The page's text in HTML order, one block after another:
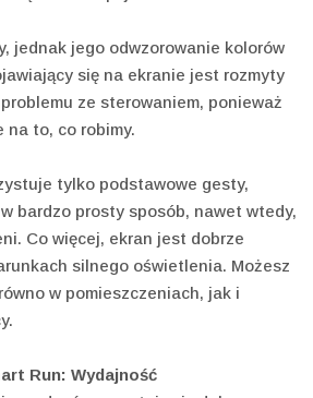
jednak jego odwzorowanie kolorów
się na ekranie jest rozmyty
ze sterowaniem, ponieważ
na to, co robimy.
tylko podstawowe gesty,
bardzo prosty sposób, nawet wtedy,
Co więcej, ekran jest dobrze
silnego oświetlenia. Możesz
w pomieszczeniach, jak i
Run: Wydajność